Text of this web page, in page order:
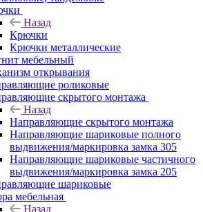
Назад
Крючки
Крючки металлические
мебельный
открывания
роликовые
скрытого монтажа
Назад
Направляющие скрытого монтажа
Направляющие шариковые полного
выдвижения/маркировка замка 305
Направляющие шариковые частичного
выдвижения/маркировка замка 205
шариковые
мебельная
Назад